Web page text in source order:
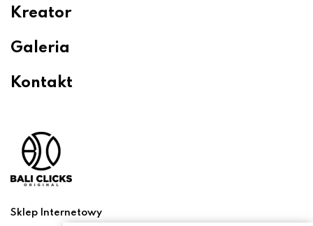
Kreator
Galeria
Kontakt
Sklep Internetowy